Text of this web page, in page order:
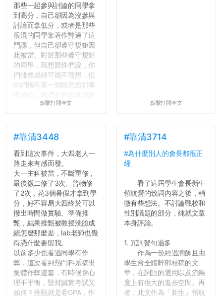
那些一起參與討論的同學拿
到高分，自己卻因為沒參與
討論而拿低分，或者是那些
很混的同學靠著作弊過了這
門課，但自己卻遵守規矩因
此被當。對於那些遵守規矩
的同學，我想跟你們說，你
們雖然成績可能不理想，但
你們擁有著一顆願意面對事
壓力而選擇逃避(作弊)，在
績無法體現你們的努力，但
往後你們正直的態度一定會
讓你們在社會上適應得更
好。最後，那些作弊的同
學，你們要瞭解到作弊對你
們而言是沒有任何好處的，
大學是你們唯一可以勇敢認
錯但不需要付出太大代價的
地方，你們在這時候如果不
會學會...
點擊打開全文 點擊打開全文
#靠清3448
看到這次事件，大四老人一
路走來有感而發。
大一主科被當，不斷重修，
最後微二修了3次、普物修
了2次，花3個暑假才拿到學
分，好不容易大四終於可以
撥出時間做實驗、準備推
甄，結果推甄被教授洗臉成
績怎麼那麼差，lab老師也覺
得憑什麼要留我。
以前多少也看過同學有作
弊，這次看到熱門科系搞出
集體作弊這套，有時候會心
理不平衡，堅持誠實考試又
如何？推甄就是看GPA，作
#靠清3714
#為什麼別人的會長都很正
經
看了這屆學生會長新生
領航營的致詞內容之後，稍
微有些想法。不討論戰校和
性別議題的部分，純就文章
本身評論。
1. 冗詞贅句過多
作為一份經過潤飾且由
學生會全體幹部校稿的文
章，在詞語的選用以及流暢
度上有很大的進步空間。再
者，此文作為「新生」領航